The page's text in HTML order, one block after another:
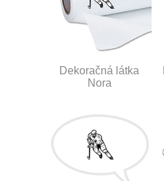
Dekoračná látka
Nora